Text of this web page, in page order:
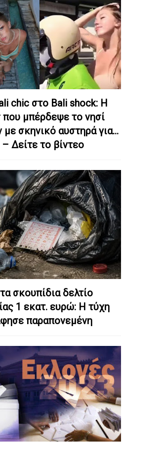
chic στο Bali shock: Η
που μπέρδεψε το νησί
σκηνικό αυστηρά για…
Δείτε το βίντεο
σκουπίδια δελτίο
1 εκατ. ευρώ: Η τύχη
παραπονεμένη